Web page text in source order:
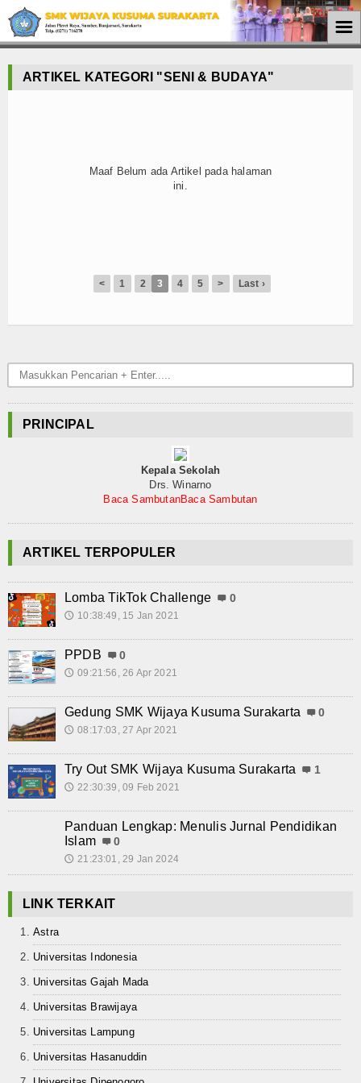
Input Form Pendaftaran
Struktur Organisasi
Kegiatan Sekolah
Pembelajaran Jarak Jauh
Prakerin
Gallery
Album Foto
E-Learning
Agenda
Data Alumni
Konsultasi
Kontak
☰
ARTIKEL KATEGORI "SENI & BUDAYA"
Maaf Belum ada Artikel pada halaman
ini.
< 1 2 3 4 5 > Last ›
PRINCIPAL
Kepala Sekolah
Drs. Winarno
Baca SambutanBaca Sambutan
ARTIKEL TERPOPULER
Lomba TikTok Challenge 0
🕔 10:38:49, 15 Jan 2021
PPDB 0
🕔 09:21:56, 26 Apr 2021
Gedung SMK Wijaya Kusuma Surakarta 0
🕔 08:17:03, 27 Apr 2021
Try Out SMK Wijaya Kusuma Surakarta 1
🕔 22:30:39, 09 Feb 2021
Panduan Lengkap: Menulis Jurnal Pendidikan
Islam
0
🕔 21:23:01, 29 Jan 2024
LINK TERKAIT
Astra
Universitas Indonesia
Universitas Gajah Mada
Universitas Brawijaya
Universitas Lampung
Universitas Hasanuddin